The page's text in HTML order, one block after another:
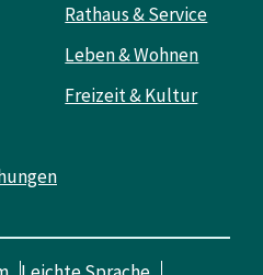
Rathaus & Service
Leben & Wohnen
Freizeit & Kultur